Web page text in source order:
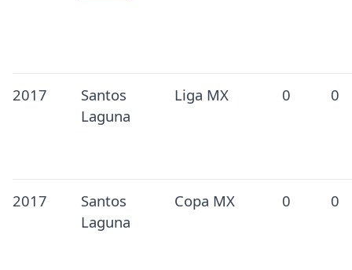
2017
Santos
Laguna
Liga MX 0 0
2017
Santos
Laguna
Copa MX 0 0